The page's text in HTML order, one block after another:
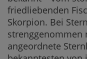
friedliebenden
Skorpion. Bei
strenggenommen
angeordnete